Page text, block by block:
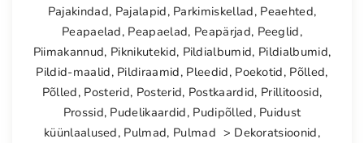
Pajakindad, Pajalapid, Parkimiskellad, Peaehted,
Peapaelad, Peapaelad, Peapärjad, Peeglid,
Piimakannud, Piknikutekid, Pildialbumid, Pildialbumid,
Pildid-maalid, Pildiraamid, Pleedid, Poekotid, Põlled,
Põlled, Posterid, Posterid, Postkaardid, Prillitoosid,
Prossid, Pudelikaardid, Pudipõlled, Puidust
küünlaalused, Pulmad, Pulmad > Dekoratsioonid,